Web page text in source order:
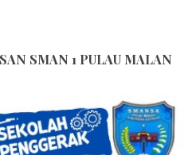
SMAN 1 PULAU MALAN